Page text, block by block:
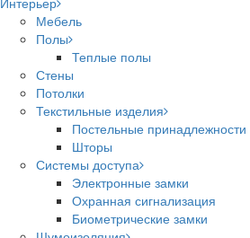
Мебель
Полы
Теплые полы
Стены
Потолки
Текстильные изделия
Постельные принадлежности
Шторы
Системы доступа
Электронные замки
Охранная сигнализация
Биометрические замки